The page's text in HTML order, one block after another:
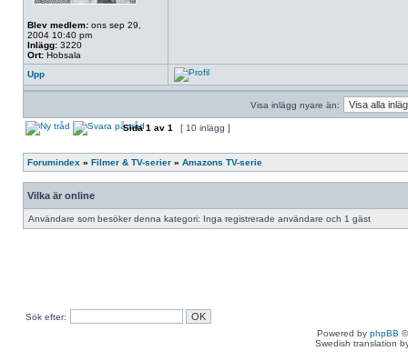
Blev medlem: ons sep 29,
2004 10:40 pm
Inlägg: 3220
Ort: Hobsala
Upp
Visa inlägg nyare än:
Sida1 av 1 [ 10 inlägg ]
Forumindex » Filmer & TV-serier » Amazons TV-serie
Vilka är online
Användare som besöker denna kategori: Inga registrerade användare och 1 gäst
Sök efter:
Powered by phpBB
Swedish translation